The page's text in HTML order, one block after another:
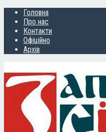
Головна
Про нас
Контакти
Офіційно
Архів